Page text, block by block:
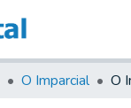
O Imparcial O